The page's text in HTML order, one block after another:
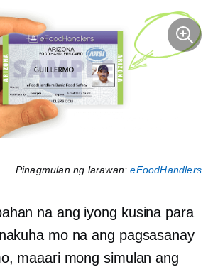
Pinagmulan ng larawan:eFoodHandlers
na ang iyong kusina para
mo na ang pagsasanay
maaari mong simulan ang